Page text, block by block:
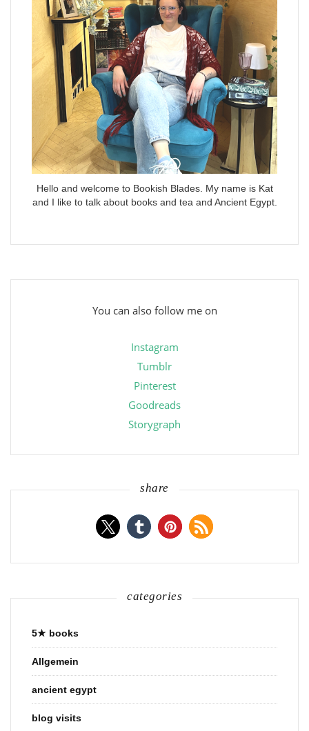
Hello and welcome to Bookish Blades. My name is Kat
and I like to talk about books and tea and Ancient Egypt.
You can also follow me on
Instagram
Tumblr
Pinterest
Goodreads
Storygraph
share
categories
5★ books
Allgemein
ancient egypt
blog visits